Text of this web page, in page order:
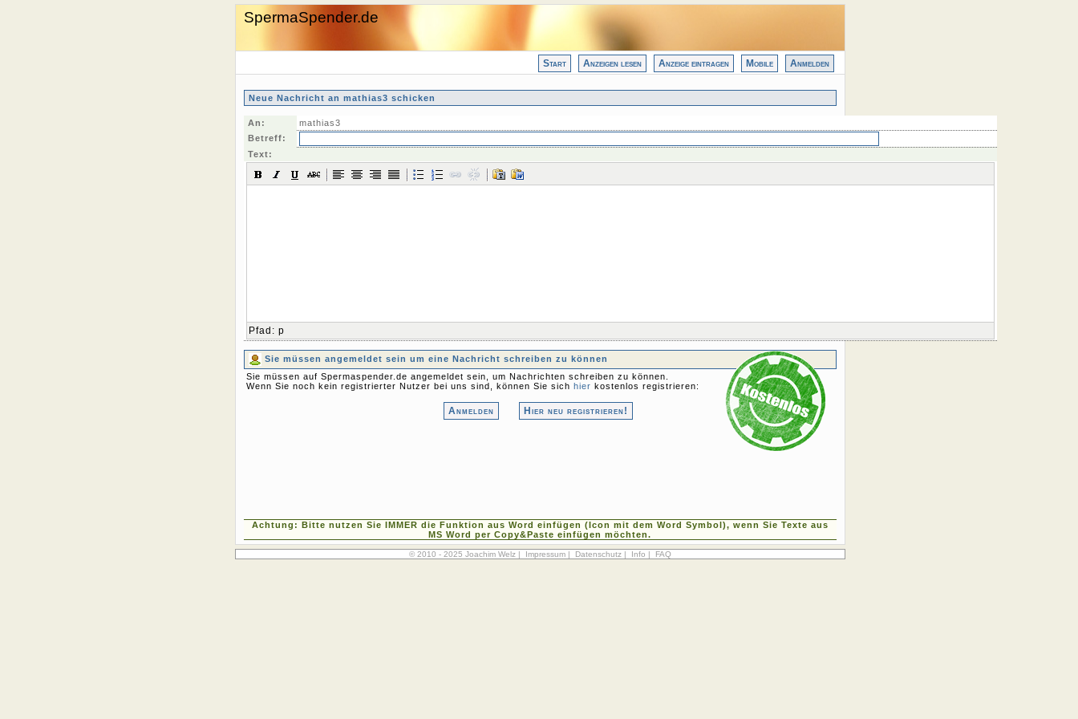
SpermaSpender.de
Start Anzeigen lesen Anzeige eintragen Mobile Anmelden
Neue Nachricht an mathias3 schicken
An:
mathias3
Betreff:
Text:
Pfad : p
Sie müssen angemeldet sein um eine Nachricht schreiben zu können
Sie müssen auf Spermaspender.de angemeldet sein, um Nachrichten schreiben zu können.
Wenn Sie noch kein registrierter Nutzer bei uns sind, können Sie sich hier kostenlos registrieren:
Anmelden Hier neu registrieren!
Achtung: Bitte nutzen Sie IMMER die Funktion aus Word einfügen (Icon mit dem Word Symbol), wenn Sie Texte aus
MS Word per Copy&Paste einfügen möchten.
© 2010 - 2025 Joachim Welz | Impressum| Datenschutz| Info | FAQ